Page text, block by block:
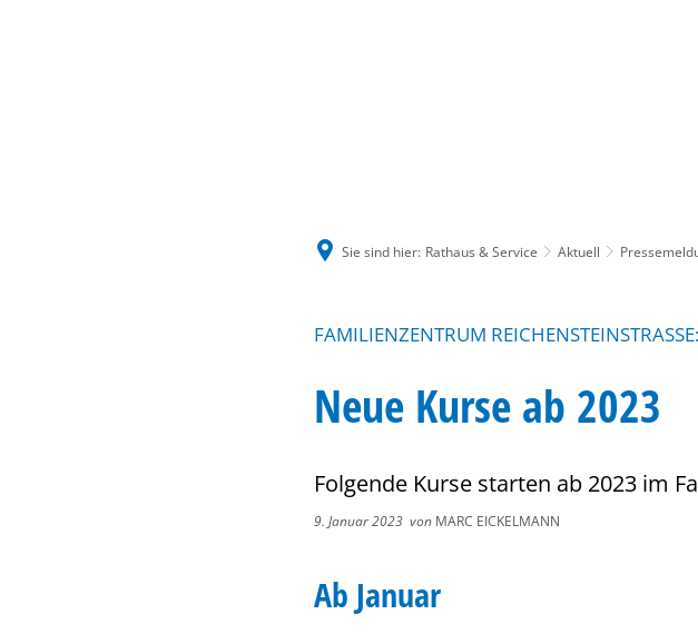
Sie sind hier: Rathaus & Service Aktuell
FAMILIENZENTRUM REICHENSTEINSTRASSE:
Neue Kurse ab 2023
Folgende Kurse starten ab 2023 im
9. Januar 2023 von MARC EICKELMANN
Ab Januar